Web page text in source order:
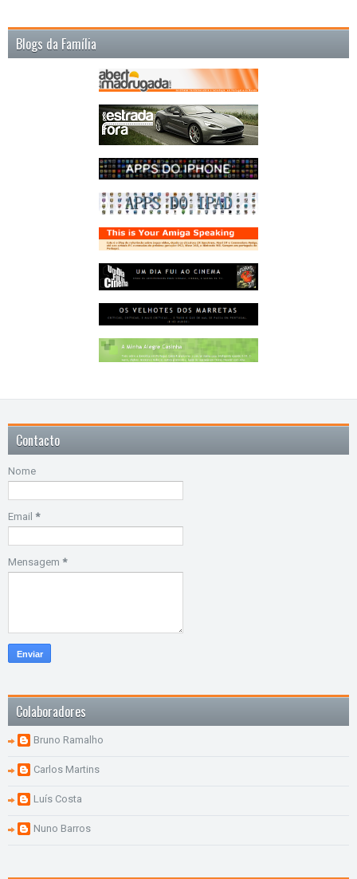
Blogs da Família
Contacto
Nome
Email *
Mensagem *
Colaboradores
Bruno Ramalho
Carlos Martins
Luís Costa
Nuno Barros